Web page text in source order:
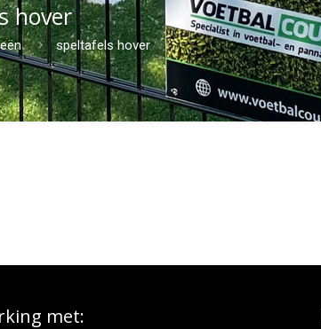
hover
speltafels hover
met: